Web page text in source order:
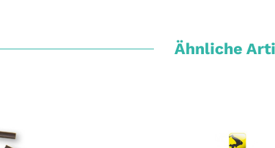
Ähnliche